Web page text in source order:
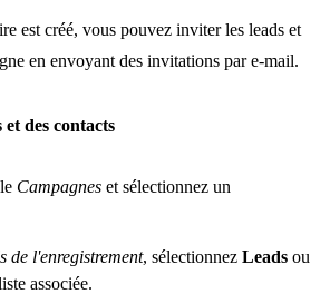
est créé, vous pouvez inviter les leads et
en envoyant des invitations par e-mail.
des contacts
Campagnes et sélectionnez un
de l'enregistrement, sélectionnez Leads ou
associée.